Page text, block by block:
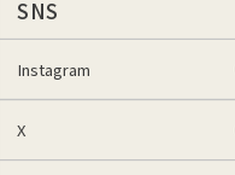
SNS
Instagram
X